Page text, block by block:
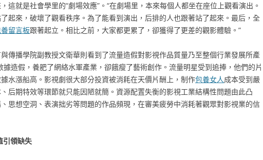
這就是社會學里的“劇場效應”。“在劇場里，本來每個人都坐在座位上觀看演出。
起來，破壞了觀看秩序。為了能看到演出，后排的人也跟著站了起來。最后，全
留言板跟著起立。相比之前，大家都更累了，卻獲得了更差的觀影體驗。”
傳播學院副教授文衛華則看到了流量造假對影視作品質量乃至整個行業發展所產
據造假，養肥了網絡水軍產業，卻餓瘦了藝術創作。流量明星受到追捧，他們的片
水漲船高。影視劇很大部分投資被消耗在天價片酬上，制作包養女人成本受到嚴
后期特效等環節就只能因陋就簡。資源配置失衡的影視工業結構性問題由此凸
思想空洞、表演拙劣等問題的作品頻現，在審美疲勞中消耗著觀眾對影視業的信
引領缺失